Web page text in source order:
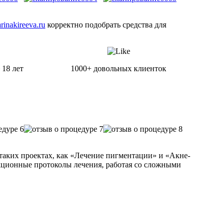
корректно подобрать средства для
лет 1000+ довольных клиенток
проектах, как «Лечение пигментации» и «Акне-
протоколы лечения, работая со сложными